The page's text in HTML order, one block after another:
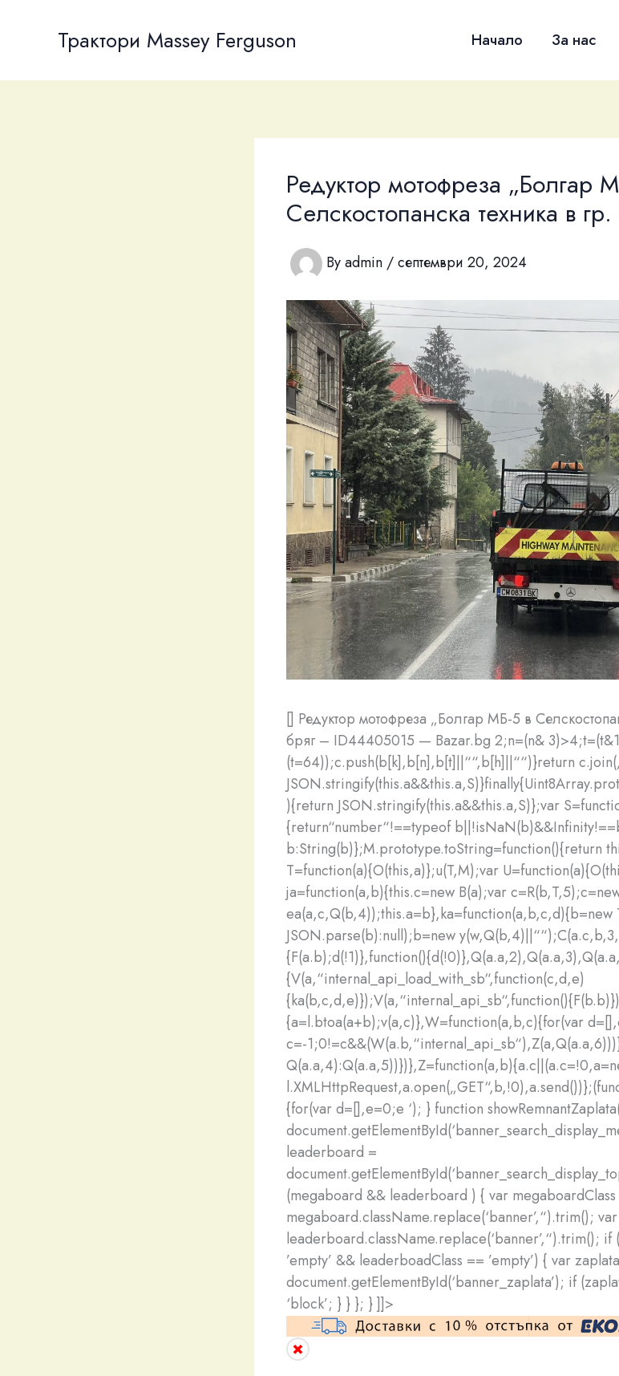
Трактори Massey Ferguson Начало За нас
Редуктор мотофреза „Болгар
Селскостопанска техника в
Byadmin /септември 20, 2024
[] Редуктор мотофреза „Болгар МБ-5 в
бряг – ID44405015 — Bazar.bg 2;n=(n&
(t=64));c.push(b[k],b[n],b[t]||““,b[h]||““)}return
){return JSON.stringify(this.a&&this.a,S)};var
{return“number“!==typeof
b:String(b)};M.prototype.toString=function(){return
T=function(a){O(this,a)};u(T,M);var
ja=function(a,b){this.c=new B(a);var
ea(a,c,Q(b,4));this.a=b},ka=function(a,b,c,d){b=new
JSON.parse(b):null);b=new
{V(a,“internal_api_load_with_sb“,function(c,d,e)
{a=l.btoa(a+b);v(a,c)},W=function(a,b,c){for(var
c=-
{for(var d=[],e=0;e ‘); } function
leaderboard =
(megaboard && leaderboard ) { var
megaboard.className.replace(‘banner’,“).trim();
leaderboard.className.replace(‘banner’,“).trim(); if
’empty’ && leaderboadClass == ’empty’) { var
document.getElementById(‘banner_zaplata’); if
‘block’; } } }; } ]]>